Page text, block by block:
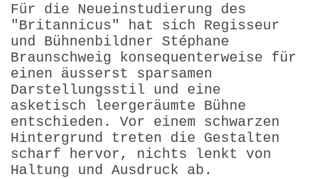
Für die Neueinstudierung des
"Britannicus" hat sich Regisseur
und Bühnenbildner Stéphane
Braunschweig konsequenterweise für
einen äusserst sparsamen
Darstellungsstil und eine
asketisch leergeräumte Bühne
entschieden. Vor einem schwarzen
Hintergrund treten die Gestalten
scharf hervor, nichts lenkt von
Haltung und Ausdruck ab.